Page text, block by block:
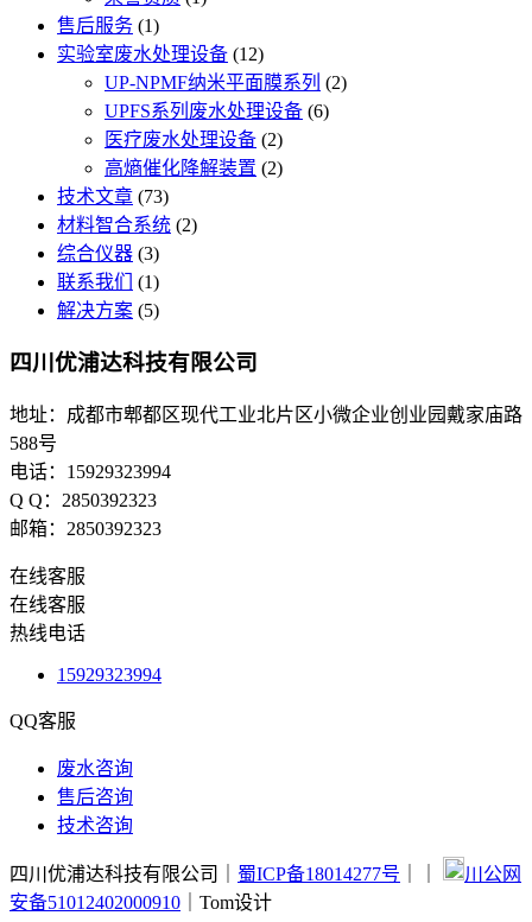
售后服务 (1)
实验室废水处理设备 (12)
UP-NPMF纳米平面膜系列 (2)
UPFS系列废水处理设备 (6)
医疗废水处理设备 (2)
高熵催化降解装置 (2)
技术文章 (73)
材料智合系统 (2)
综合仪器 (3)
联系我们
(1)
解决方案 (5)
四川优浦达科技有限公司
地址：成都市郫都区现代工业北片区小微企业创业园戴家庙路
588号
电话：15929323994
Q Q：2850392323
邮箱：2850392323
在线客服
在线客服
热线电话
15929323994
QQ客服
废水咨询
售后咨询
技术咨询
四川优浦达科技有限公司｜ 蜀ICP备18014277号
川公网
安备51012402000910 ｜Tom设计